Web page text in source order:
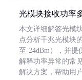
光模块接收功率
本文详细解答光模
点分析千兆光模块
至-24dBm），并
解释功率异常的常
解决方案，帮助用